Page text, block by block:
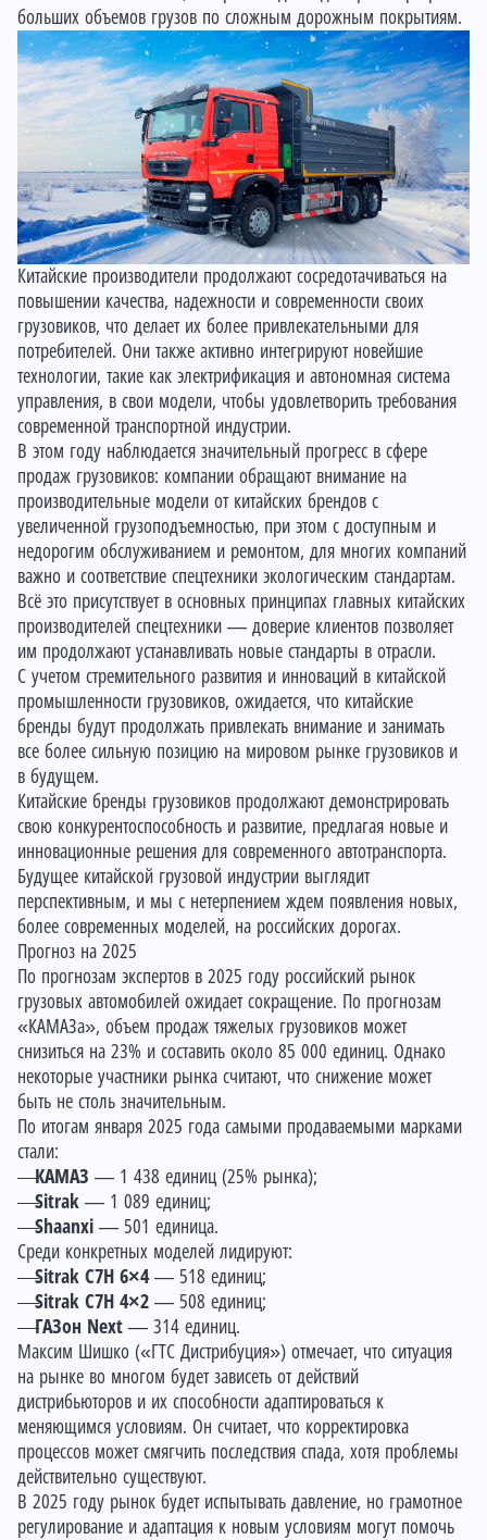
больших объемов грузов по сложным дорожным покрытиям.
Китайские производители продолжают сосредотачиваться на
повышении качества, надежности и современности своих
грузовиков, что делает их более привлекательными для
потребителей. Они также активно интегрируют новейшие
технологии, такие как электрификация и автономная система
управления, в свои модели, чтобы удовлетворить требования
современной транспортной индустрии.
В этом году наблюдается значительный прогресс в сфере
продаж грузовиков: компании обращают внимание на
производительные модели от китайских брендов с
увеличенной грузоподъемностью, при этом с доступным и
недорогим обслуживанием и ремонтом, для многих компаний
важно и соответствие спецтехники экологическим стандартам.
Всё это присутствует в основных принципах главных китайских
производителей спецтехники — доверие клиентов позволяет
им продолжают устанавливать новые стандарты в отрасли.
С учетом стремительного развития и инноваций в китайской
промышленности грузовиков, ожидается, что китайские
бренды будут продолжать привлекать внимание и занимать
все более сильную позицию на мировом рынке грузовиков и
в будущем.
Китайские бренды грузовиков продолжают демонстрировать
свою конкурентоспособность и развитие, предлагая новые и
инновационные решения для современного автотранспорта.
Будущее китайской грузовой индустрии выглядит
перспективным, и мы с нетерпением ждем появления новых,
более современных моделей, на российских дорогах.
Прогноз на 2025
По прогнозам экспертов в 2025 году российский рынок
грузовых автомобилей ожидает сокращение. По прогнозам
«КАМАЗа», объем продаж тяжелых грузовиков может
снизиться на 23% и составить около 85 000 единиц. Однако
некоторые участники рынка считают, что снижение может
быть не столь значительным.
По итогам января 2025 года самыми продаваемыми марками
стали:
КАМАЗ — 1 438 единиц (25% рынка);
Sitrak — 1 089 единиц;
Shaanxi — 501 единица.
Среди конкретных моделей лидируют:
Sitrak C7H 6×4— 518 единиц;
Sitrak C7H 4×2 — 508 единиц;
ГАЗон Next — 314 единиц.
Максим Шишко («ГТС Дистрибуция») отмечает, что ситуация
на рынке во многом будет зависеть от действий
дистрибьюторов и их способности адаптироваться к
меняющимся условиям. Он считает, что корректировка
процессов может смягчить последствия спада, хотя проблемы
действительно существуют.
В 2025 году рынок будет испытывать давление, но грамотное
регулирование и адаптация к новым условиям могут помочь